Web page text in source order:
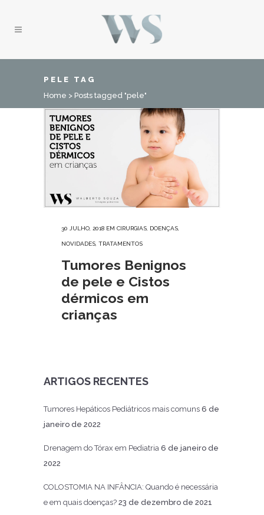
PELE TAG
Home > Posts tagged "pele"
30 JULHO, 2018 EM CIRURGIAS DOENÇAS
NOVIDADES TRATAMENTOS
Tumores Benignos
de pele e Cistos
dérmicos em
crianças
ARTIGOS RECENTES
Tumores Hepáticos Pediátricos mais comuns 6 de
janeiro de 2022
Drenagem do Tórax em Pediatria 6 de janeiro de
2022
COLOSTOMIA NA INFÂNCIA: Quando é necessária
e em quais doenças? 23 de dezembro de 2021